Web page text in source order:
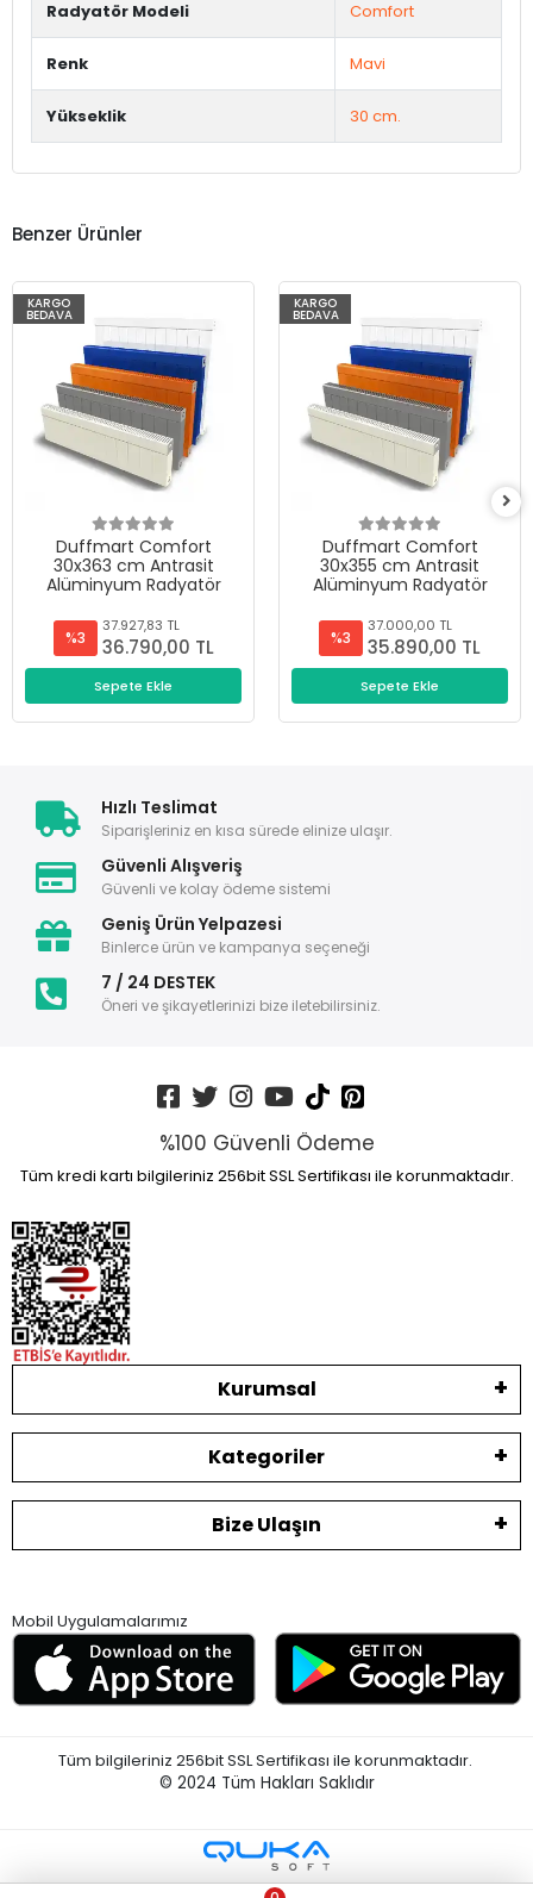
Radyatör Modeli Comfort
Renk Mavi
Yükseklik 30 cm.
Benzer Ürünler
KARGO
BEDAVA
Duffmart Comfort
30x363 cm Antrasit
Alüminyum Radyatör
%3
37.927,83 TL
36.790,00 TL
Sepete Ekle
KARGO
BEDAVA
Duffmart Comfort
30x355 cm Antrasit
Alüminyum Radyatör
%3
37.000,00 TL
35.890,00 TL
Sepete Ekle
Hızlı Teslimat
Siparişleriniz en kısa sürede elinize ulaşır.
Güvenli Alışveriş
Güvenli ve kolay ödeme sistemi
Geniş Ürün Yelpazesi
Binlerce ürün ve kampanya seçeneği
7 / 24 DESTEK
Öneri ve şikayetlerinizi bize iletebilirsiniz.
%100 Güvenli Ödeme
Tüm kredi kartı bilgileriniz 256bit SSL Sertifikası ile korunmaktadır.
Kurumsal
Kategoriler
Bize Ulaşın
Mobil Uygulamalarımız
Tüm bilgileriniz 256bit SSL Sertifikası ile korunmaktadır.
© 2024 Tüm Hakları Saklıdır